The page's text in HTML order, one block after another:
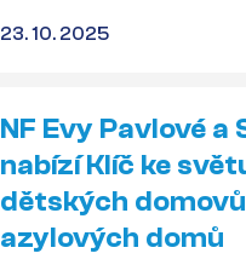
23. 10. 2025
NF Evy Pavlové a
nabízí Klíč ke
dětských
azylových domů